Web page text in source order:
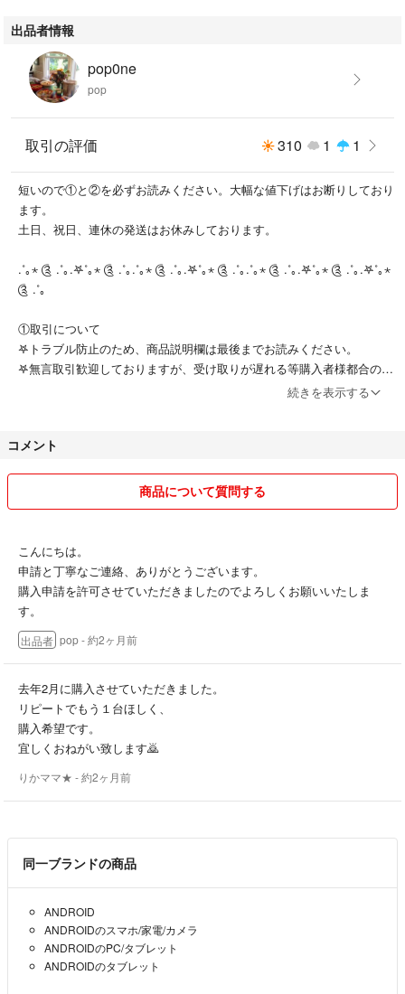
す。
*ゆうパックとゆうパケットの違い、配送方法等を理解していない方は購
入しないでください。
*梱包資材にリサイクル品を使用することがあります。
*購入後の配送方法の変更は不可能です。購入前にご連絡ください。
*画像に写っているものがすべてです。
出品者情報
pop0ne
pop
取引の評価 310 1 1
短いので①と②を必ずお読みください。大幅な値下げはお断りしており
ます。
土日、祝日、連休の発送はお休みしております。
.˚｡⋆ ༊ .˚｡.𖤐˚｡⋆ ༊ .˚｡.˚｡⋆ ༊ .˚｡.𖤐˚｡⋆ ༊ .˚｡.˚｡⋆ ༊ .˚｡.𖤐˚｡⋆ ༊ .˚｡.𖤐˚｡⋆
༊ .˚｡
①取引について
𖤐トラブル防止のため、商品説明欄は最後までお読みください。
𖤐無言取引歓迎しておりますが、受け取りが遅れる等購入者様都合の問
𖤐開封済みの品は不備がないか確認して出品しており、不具合があれば
𖤐商品詳細は画像か説明に書いており、その通りの品を発送しておりま
す。実物が届いてから自分の想像と違う等の不満を言われてもどうしよ
を使わず公式ショップ等で購入することをおすすめします。
.˚｡⋆ ༊ .˚｡.𖤐˚｡⋆ ༊ .˚｡.˚｡⋆ ༊ .˚｡.𖤐˚｡⋆ ༊ .˚｡.˚｡⋆ ༊ .˚｡.𖤐˚｡⋆ ༊ .˚｡.𖤐˚｡⋆
༊ .˚｡
〜コメントを書き込んだ方のみお読みください〜
こちらの返信後検討中か購入を辞退するか等の意思表示をお願いしま
す。
上記回答が無い場合冷やかし、悪戯コメントと区別がつかないため、2
日経過でブラックリストに入れています。
〜評価10未満の方のみお読みください〜
現在取り引きをお断りしております。（※理由は最下部に記載）
・他の方と無事にお取り引きが完了している事が確認できましたら申請
を通す事を考慮しております。
・電化製品とトレカ類のみこの措置を取っております。
※受け取り通知をしない、商品説明を読まない、商品説明を理解せずク
続きを表示する
コメント
商品について質問する
こんにちは。
申請と丁寧なご連絡、ありがとうございます。
購入申請を許可させていただきましたのでよろしくお願いいたしま
す。
出品者 pop- 約2ヶ月前
去年2月に購入させていただきました。
リピートでもう１台ほしく、
購入希望です。
宜しくおねがい致します🙇
りかママ★ - 約2ヶ月前
同一ブランドの商品
ANDROID
ANDROIDのスマホ/家電/カメラ
ANDROIDのPC/タブレット
ANDROIDのタブレット